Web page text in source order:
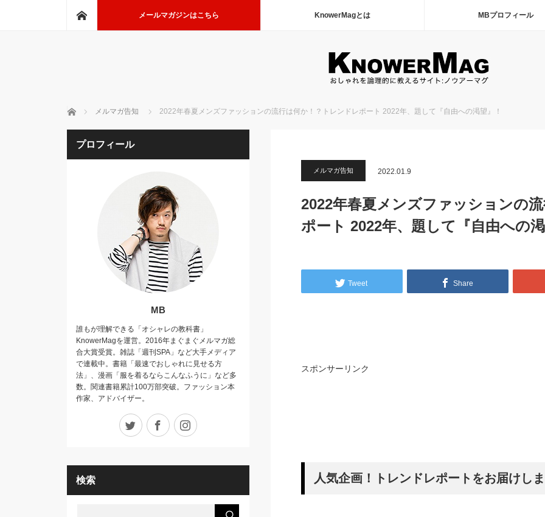
メールマガジンはこちら KnowerMagとは MBプロフィール
ホーム メルマガ告知 2022年春夏メンズファッションの流行は何か！？トレンドレポート 2022年、題して『自由への渇望』！
メルマガ告知 2022.01.9
2022年春夏メンズファッションの
ポート 2022年、題して『自由への
Tweet Share
スポンサーリンク
人気企画！トレンドレポートをお届けし
プロフィール
MB
誰もが理解できる「オシャレの教科書」
KnowerMagを運営。2016年まぐまぐメルマガ総
合大賞受賞。雑誌「週刊SPA」など大手メディア
で連載中。書籍「最速でおしゃれに見せる方
法」、漫画「服を着るならこんなふうに」など多
数。関連書籍累計100万部突破。ファッション本
作家、アドバイザー。
Twitter Facebook
検索